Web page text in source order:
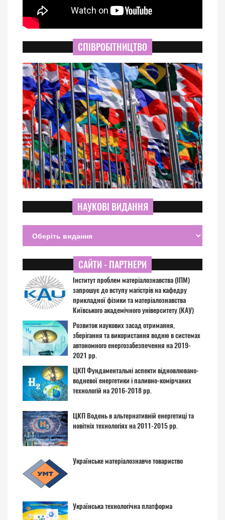
СПІВРОБІТНИЦТВО
НАУКОВІ ВИДАННЯ
САЙТИ - ПАРТНЕРИ
Інститут проблем матеріалознавства (ІПМ)
запрошує до вступу магістрів на кафедру
прикладної фізики та матеріалознавства
Київського академічного університету (КАУ)
Розвиток наукових засад отримання,
зберігання та використання водню в системах
автономного енергозабезпечення на 2019-
2021 рр.
ЦКП Фундаментальні аспекти відновлювано-
водневої енергетики і паливно-комірчаних
технологій на 2016-2018 рр.
ЦКП Водень в альтернативній енергетиці та
новітніх технологіях на 2011-2015 рр.
Українське матеріалознавче товариство
Українська технологічна платформа